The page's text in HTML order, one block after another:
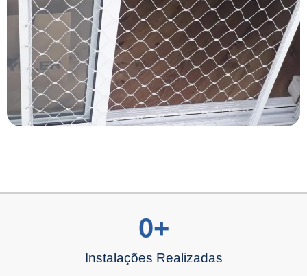
Instalações Realizadas
0+